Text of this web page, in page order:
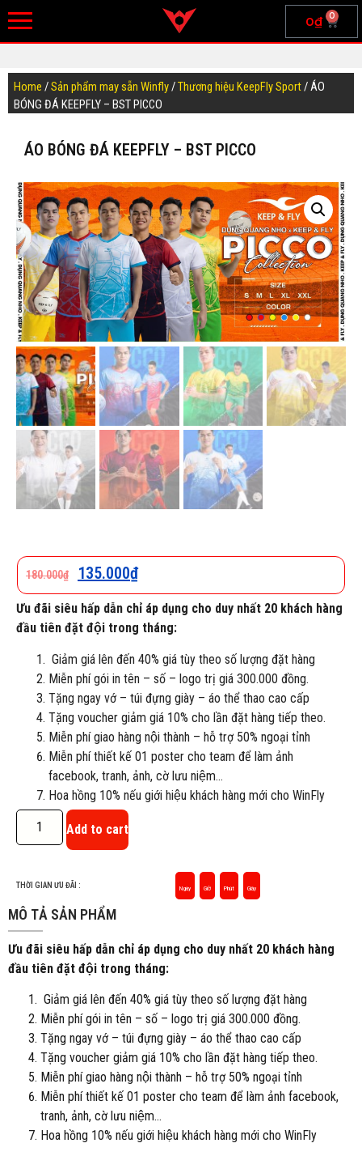
0₫ 0
Home /Sản phẩm may sẵn Winfly/Thương hiệu KeepFly Sport/ ÁO
BÓNG ĐÁ KEEPFLY – BST PICCO
ÁO BÓNG ĐÁ KEEPFLY – BST PICCO
180.000₫ 135.000₫
Ưu đãi siêu hấp dẫn chỉ áp dụng cho duy nhất 20 khách hàng
đầu tiên đặt đội trong tháng:
Giảm giá lên đến 40% giá tùy theo số lượng đặt hàng
Miễn phí gói in tên – số – logo trị giá 300.000 đồng.
Tặng ngay vớ – túi đựng giày – áo thể thao cao cấp
Tặng voucher giảm giá 10% cho lần đặt hàng tiếp theo.
Miễn phí giao hàng nội thành – hỗ trợ 50% ngoại tỉnh
Miễn phí thiết kế 01 poster cho team để làm ảnh
facebook, tranh, ảnh, cờ lưu niệm…
Hoa hồng 10% nếu giới hiệu khách hàng mới cho WinFly
Add to cart
THỜI GIAN ƯU ĐÃI : Ngày Giờ Phút Giây
MÔ TẢ SẢN PHẨM
Ưu đãi siêu hấp dẫn chỉ áp dụng cho duy nhất 20 khách hàng
đầu tiên đặt đội trong tháng:
Giảm giá lên đến 40% giá tùy theo số lượng đặt hàng
Miễn phí gói in tên – số – logo trị giá 300.000 đồng.
Tặng ngay vớ – túi đựng giày – áo thể thao cao cấp
Tặng voucher giảm giá 10% cho lần đặt hàng tiếp theo.
Miễn phí giao hàng nội thành – hỗ trợ 50% ngoại tỉnh
Miễn phí thiết kế 01 poster cho team để làm ảnh facebook,
tranh, ảnh, cờ lưu niệm…
Hoa hồng 10% nếu giới hiệu khách hàng mới cho WinFly